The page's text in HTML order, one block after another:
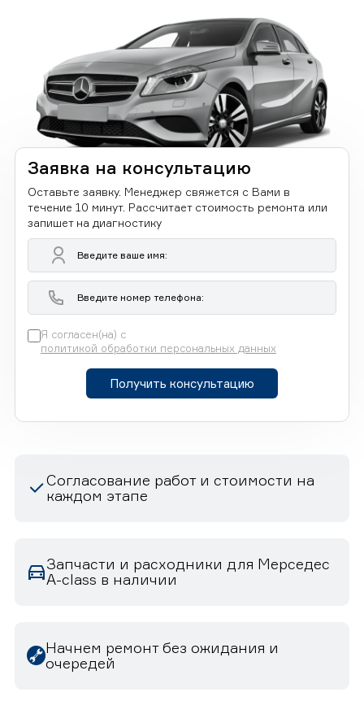
Заявка на консультацию
Оставьте заявку. Менеджер свяжется с Вами в
течение 10 минут. Рассчитает стоимость ремонта или
запишет на диагностику
Я согласен(на) с
политикой обработки персональных данных
Получить консультацию
Согласование работ и стоимости на
каждом этапе
Запчасти и расходники для Мерседес
A-class в наличии
Начнем ремонт без ожидания и
очередей